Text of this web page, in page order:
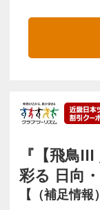
『【飛鳥
彩る 日向
【（補足情